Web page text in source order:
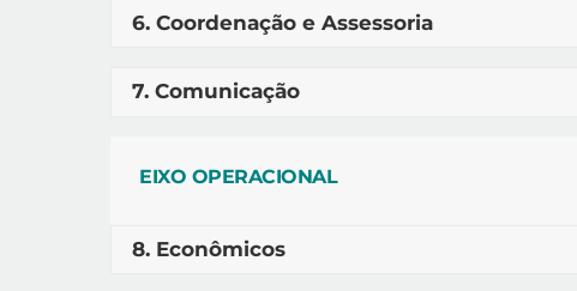
6. Coordenação e Assessoria
7. Comunicação
EIXO OPERACIONAL
8. Econômicos